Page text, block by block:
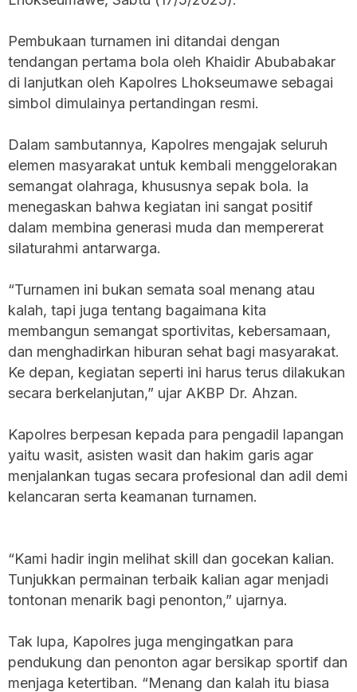
Pembukaan turnamen ini ditandai dengan
tendangan pertama bola oleh Khaidir Abubabakar
di lanjutkan oleh Kapolres Lhokseumawe sebagai
simbol dimulainya pertandingan resmi.
Dalam sambutannya, Kapolres mengajak seluruh
elemen masyarakat untuk kembali menggelorakan
semangat olahraga, khususnya sepak bola. Ia
menegaskan bahwa kegiatan ini sangat positif
dalam membina generasi muda dan mempererat
silaturahmi antarwarga.
“Turnamen ini bukan semata soal menang atau
kalah, tapi juga tentang bagaimana kita
membangun semangat sportivitas, kebersamaan,
dan menghadirkan hiburan sehat bagi masyarakat.
Ke depan, kegiatan seperti ini harus terus dilakukan
secara berkelanjutan,” ujar AKBP Dr. Ahzan.
Kapolres berpesan kepada para pengadil lapangan
yaitu wasit, asisten wasit dan hakim garis agar
menjalankan tugas secara profesional dan adil demi
kelancaran serta keamanan turnamen.
“Kami hadir ingin melihat skill dan gocekan kalian.
Tunjukkan permainan terbaik kalian agar menjadi
tontonan menarik bagi penonton,” ujarnya.
Tak lupa, Kapolres juga mengingatkan para
pendukung dan penonton agar bersikap sportif dan
menjaga ketertiban. “Menang dan kalah itu biasa